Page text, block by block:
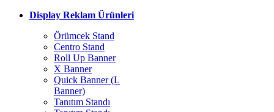
Display Reklam Ürünleri
Örümcek Stand
Centro Stand
Roll Up Banner
X Banner
Quick Banner (L
Banner)
Tanıtım Standı